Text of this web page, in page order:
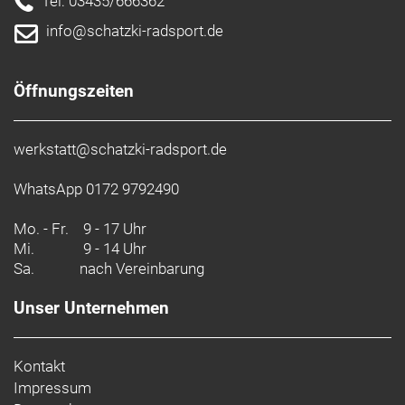
info@schatzki-radsport.de
Öffnungszeiten
werkstatt@schatzki-radsport.de
WhatsApp 0172 9792490
Mo. - Fr. 9 - 17 Uhr
Mi.
9 - 14 Uhr
Sa.
nach Vereinbarung
Unser Unternehmen
Kontakt
Impressum